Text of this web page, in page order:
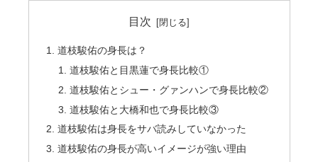
目次
道枝駿佑の身長は？
道枝駿佑と目黒蓮で身長比較①
道枝駿佑とシュー・グァンハンで身長比較②
道枝駿佑と大橋和也で身長比較③
道枝駿佑は身長をサバ読みしていなかった
道枝駿佑の身長が高いイメージが強い理由